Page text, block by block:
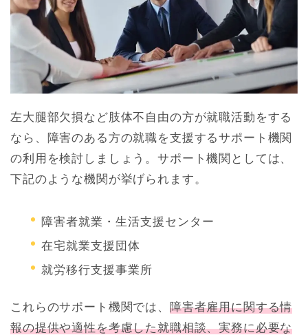
左大腿部欠損など肢体不自由の方が就職活動をする
なら、障害のある方の就職を支援するサポート機関
の利用を検討しましょう。サポート機関としては、
下記のような機関が挙げられます。
障害者就業・生活支援センター
在宅就業支援団体
就労移行支援事業所
これらのサポート機関では、 障害者雇用に関する情
報の提供や適性を考慮した就職相談、実務に必要な